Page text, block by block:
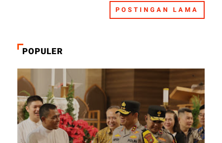
POSTINGAN LAMA
POPULER